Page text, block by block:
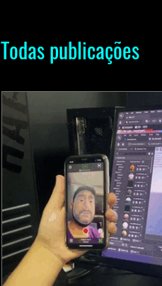
Todas publicações